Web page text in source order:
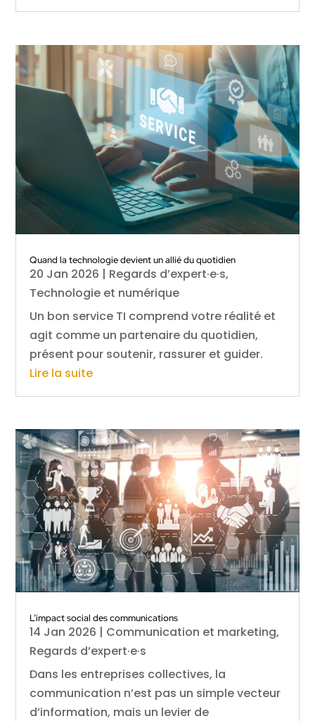
Quand la technologie devient un allié du quotidien
20 Jan 2026 | Regards d’expert·e·s,
Technologie et numérique
Un bon service TI comprend votre réalité et
agit comme un partenaire du quotidien,
présent pour soutenir, rassurer et guider.
Lire la suite
L’impact social des communications
14 Jan 2026 | Communication et marketing,
Regards d’expert·e·s
Dans les entreprises collectives, la
communication n’est pas un simple vecteur
d’information, mais un levier de